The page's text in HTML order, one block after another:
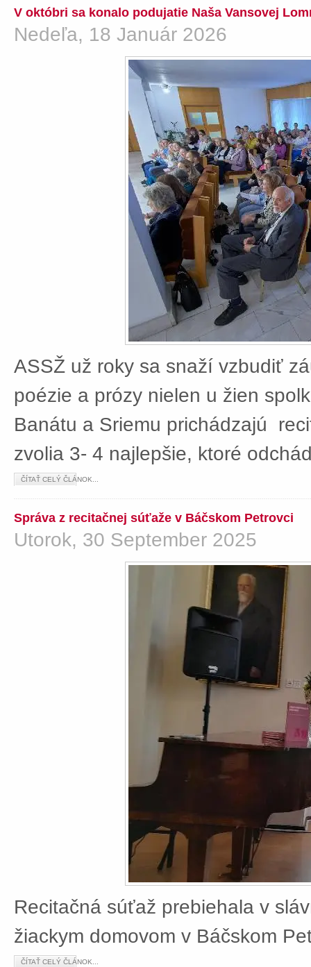
V októbri sa konalo podujatie Naša Vansovej
Nedeľa, 18 Január 2026
ASSŽ už roky sa snaží vzbudiť
poézie a prózy nielen u žien
Banátu a Sriemu prichádzajú
zvolia 3- 4 najlepšie, ktoré
ČÍTAŤ CELÝ ČLÁNOK...
Správa z recitačnej súťaže v Báčskom Petrovci
Utorok, 30 September 2025
Recitačná súťaž prebiehala v
žiackym domovom v Báčskom
ČÍTAŤ CELÝ ČLÁNOK...